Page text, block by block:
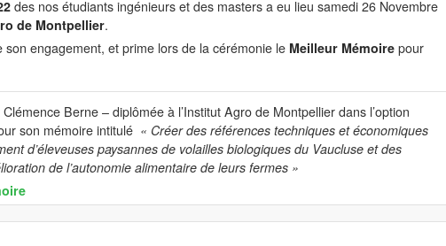
des nos étudiants ingénieurs et des masters a eu lieu samedi 26 Novembre
de Montpellier.
son engagement, et prime lors de la cérémonie le Meilleur Mémoire pour
Berne – diplômée à l’Institut Agro de Montpellier dans l’option
son mémoire intitulé « Créer des références techniques et économiques
d’éleveuses paysannes de volailles biologiques du Vaucluse et des
de l’autonomie alimentaire de leurs fermes »